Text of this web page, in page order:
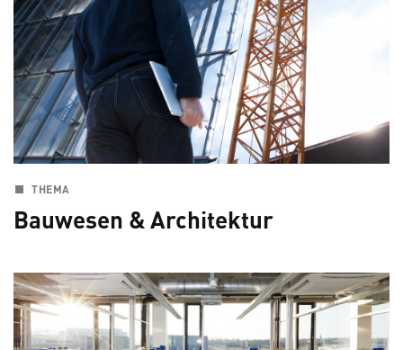
THEMA
Bauwesen & Architektur